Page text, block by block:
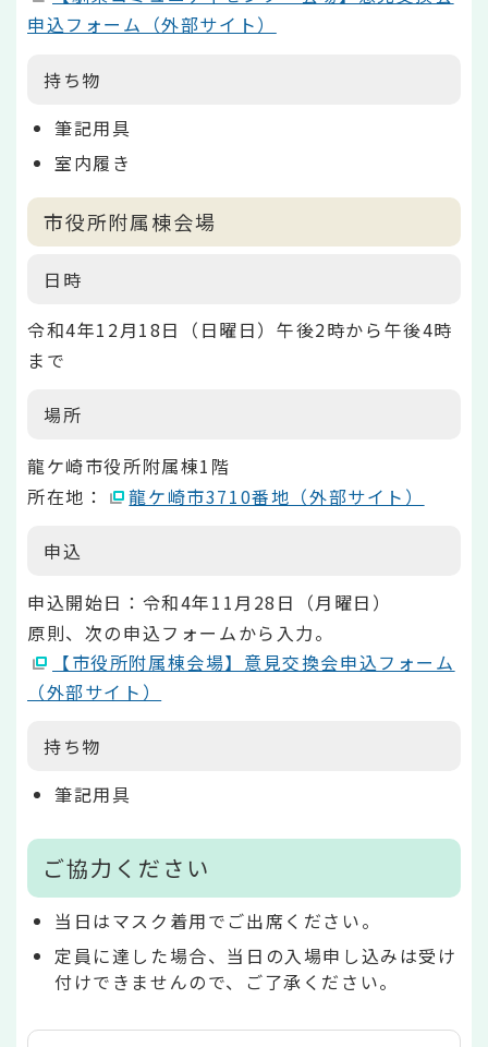
申込フォーム（外部サイト）
持ち物
筆記用具
室内履き
市役所附属棟会場
日時
令和4年12月18日（日曜日）午後2時から午後4時
まで
場所
龍ケ崎市役所附属棟1階
所在地：
龍ケ崎市3710番地（外部サイト）
申込
申込開始日：令和4年11月28日（月曜日）
原則、次の申込フォームから入力。
【市役所附属棟会場】意見交換会申込フォーム
（外部サイト）
持ち物
筆記用具
ご協力ください
当日はマスク着用でご出席ください。
定員に達した場合、当日の入場申し込みは受け
付けできませんので、ご了承ください。